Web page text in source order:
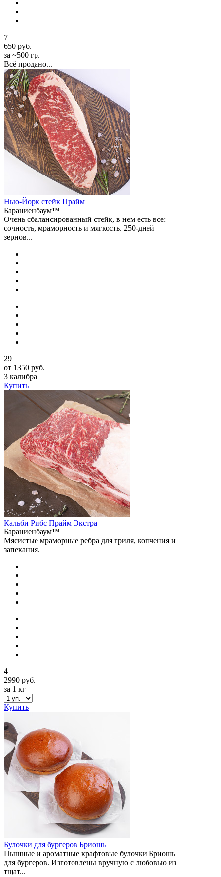
7
650 руб.
за ~500 гр.
Всё продано...
Нью-Йорк стейк Прайм
Бараниенбаум™
Очень сбалансированный стейк, в нем есть все:
сочность, мраморность и мягкость. 250-дней
зернов...
29
от 1350 руб.
3 калибра
Купить
Кальби Рибс Прайм Экстра
Бараниенбаум™
Мясистые мраморные ребра для гриля, копчения и
запекания.
4
2990 руб.
за 1 кг
Купить
Булочки для бургеров Бриошь
Пышные и ароматные крафтовые булочки Бриошь
для бургеров. Изготовлены вручную с любовью из
тщат...